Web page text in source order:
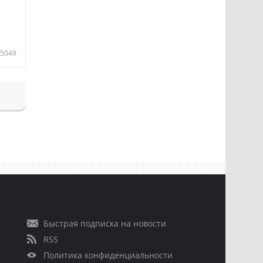
5049
Быстрая подписка на новости
RSS
Политика конфиденциальности